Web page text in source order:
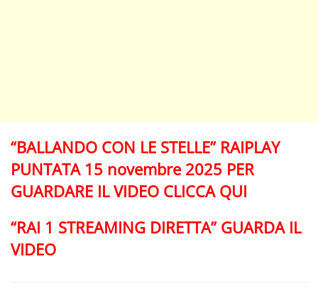
“BALLANDO CON LE STELLE” RAIPLAY
PUNTATA 15 novembre 2025 PER
GUARDARE IL VIDEO CLICCA QUI
“RAI 1 STREAMING DIRETTA” GUARDA IL
VIDEO